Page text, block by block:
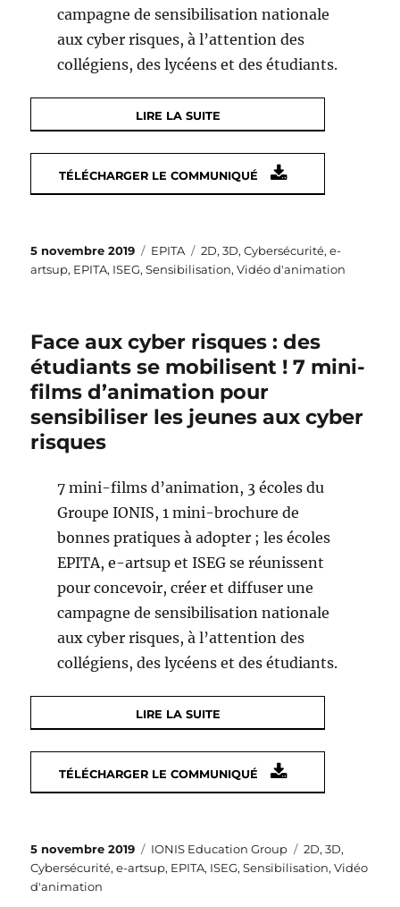
campagne de sensibilisation nationale
aux cyber risques, à l’attention des
collégiens, des lycéens et des étudiants.
LIRE LA SUITE
TÉLÉCHARGER LE COMMUNIQUÉ
Publié
le
5 novembre 2019 Catégories
EPITA Étiquettes
2D,3D,Cybersécurité,e-
artsup, EPITA, ISEG,Sensibilisation,Vidéo d'animation
Face aux cyber risques : des
étudiants se mobilisent ! 7 mini-
films d’animation pour
sensibiliser les jeunes aux cyber
risques
7 mini-films d’animation, 3 écoles du
Groupe IONIS, 1 mini-brochure de
bonnes pratiques à adopter ; les écoles
EPITA, e-artsup et ISEG se réunissent
pour concevoir, créer et diffuser une
campagne de sensibilisation nationale
aux cyber risques, à l’attention des
collégiens, des lycéens et des étudiants.
LIRE LA SUITE
TÉLÉCHARGER LE COMMUNIQUÉ
Publié
le
5 novembre 2019 Catégories
IONIS Education Group Étiquettes
2D,3D,
Cybersécurité,e-artsup, EPITA, ISEG,Sensibilisation,Vidéo
d'animation